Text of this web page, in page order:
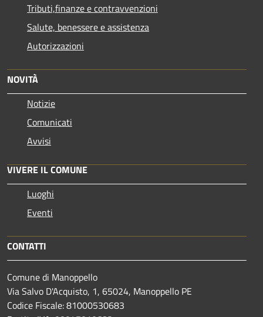
Tributi,finanze e contravvenzioni
Salute, benessere e assistenza
Autorizzazioni
NOVITÀ
Notizie
Comunicati
Avvisi
VIVERE IL COMUNE
Luoghi
Eventi
CONTATTI
Comune di Manoppello
Via Salvo D'Acquisto, 1, 65024, Manoppello PE
Codice Fiscale: 81000530683